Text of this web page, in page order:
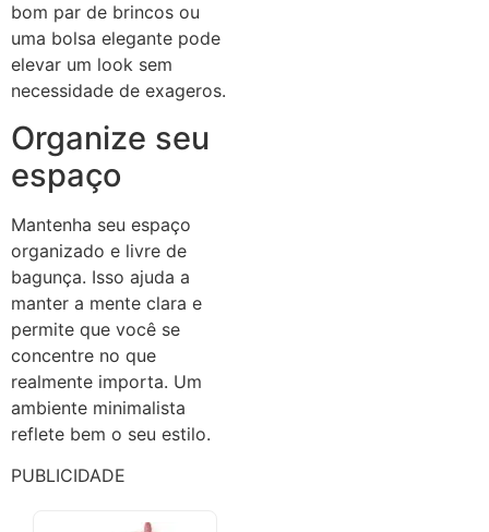
bom par de brincos ou
uma bolsa elegante pode
elevar um look sem
necessidade de exageros.
Organize seu
espaço
Mantenha seu espaço
organizado e livre de
bagunça. Isso ajuda a
manter a mente clara e
permite que você se
concentre no que
realmente importa. Um
ambiente minimalista
reflete bem o seu estilo.
PUBLICIDADE